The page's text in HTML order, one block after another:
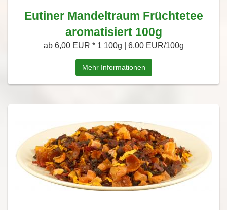
Eutiner Mandeltraum Früchtetee
aromatisiert 100g
ab 6,00 EUR * 1 100g | 6,00 EUR/100g
Mehr Informationen